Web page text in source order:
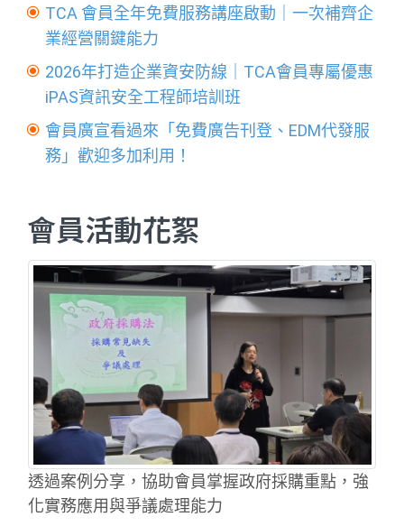
TCA 會員全年免費服務講座啟動｜一次補齊企
業經營關鍵能力
2026年打造企業資安防線｜TCA會員專屬優惠
iPAS資訊安全工程師培訓班
會員廣宣看過來「免費廣告刊登、EDM代發服
務」歡迎多加利用！
會員活動花絮
透過案例分享，協助會員掌握政府採購重點，強
化實務應用與爭議處理能力